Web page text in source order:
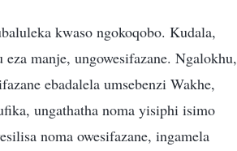
kwaso ngokoqobo. Kudala,
manje, ungowesifazane. Ngalokhu,
ebadalela umsebenzi Wakhe,
ungathatha noma yisiphi isimo
noma owesifazane, ingamela